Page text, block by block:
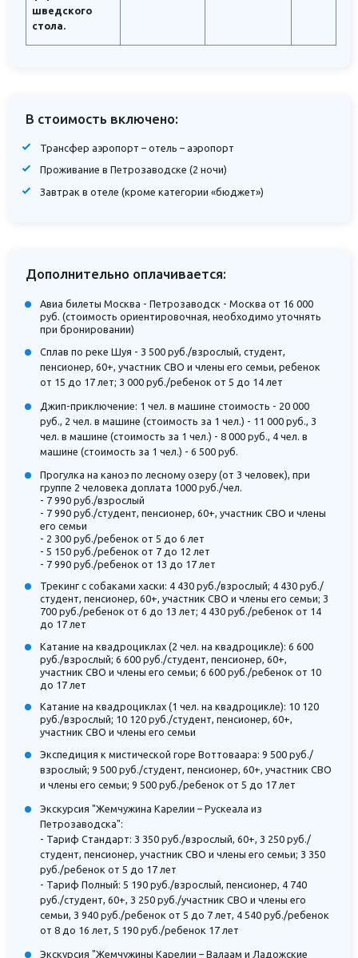
шведского
стола.
В стоимость включено:
Трансфер аэропорт – отель – аэропорт
Проживание в Петрозаводске (2 ночи)
Завтрак в отеле (кроме категории «бюджет»)
Дополнительно оплачивается:
Авиа билеты Москва - Петрозаводск - Москва от 16 000
руб. (стоимость ориентировочная, необходимо уточнять
при бронировании)
Сплав по реке Шуя - 3 500 руб./взрослый, студент,
пенсионер, 60+, участник СВО и члены его семьи, ребенок
от 15 до 17 лет; 3 000 руб./ребенок от 5 до 14 лет
Джип-приключение: 1 чел. в машине стоимость - 20 000
руб., 2 чел. в машине (стоимость за 1 чел.) - 11 000 руб., 3
чел. в машине (стоимость за 1 чел.) - 8 000 руб., 4 чел. в
машине (стоимость за 1 чел.) - 6 500 руб.
Прогулка на каноэ по лесному озеру (от 3 человек), при
группе 2 человека доплата 1000 руб./чел.
- 7 990 руб./взрослый
- 7 990 руб./студент, пенсионер, 60+, участник СВО и члены
его семьи
- 2 300 руб./ребенок от 5 до 6 лет
- 5 150 руб./ребенок от 7 до 12 лет
- 7 990 руб./ребенок от 13 до 17 лет
Трекинг с собаками хаски: 4 430 руб./взрослый; 4 430 руб./
студент, пенсионер, 60+, участник СВО и члены его семьи; 3
700 руб./ребенок от 6 до 13 лет; 4 430 руб./ребенок от 14
до 17 лет
Катание на квадроциклах (2 чел. на квадроцикле): 6 600
руб./взрослый; 6 600 руб./студент, пенсионер, 60+,
участник СВО и члены его семьи; 6 600 руб./ребенок от 10
до 17 лет
Катание на квадроциклах (1 чел. на квадроцикле): 10 120
руб./взрослый; 10 120 руб./студент, пенсионер, 60+,
участник СВО и члены его семьи
Экспедиция к мистической горе Воттоваара: 9 500 руб./
взрослый; 9 500 руб./студент, пенсионер, 60+, участник СВО
и члены его семьи; 9 500 руб./ребенок от 5 до 17 лет
Экскурсия "Жемчужина Карелии – Рускеала из
Петрозаводска":
- Тариф Стандарт: 3 350 руб./взрослый, 60+, 3 250 руб./
студент, пенсионер, участник СВО и члены его семьи; 3 350
руб./ребенок от 5 до 17 лет
- Тариф Полный: 5 190 руб./взрослый, пенсионер, 4 740
руб./студент, 60+, 3 250 руб./участник СВО и члены его
семьи, 3 940 руб./ребенок от 5 до 7 лет, 4 540 руб./ребенок
от 8 до 16 лет, 5 190 руб./ребенок 17 лет
Экскурсия "Жемчужины Карелии – Валаам и Ладожские